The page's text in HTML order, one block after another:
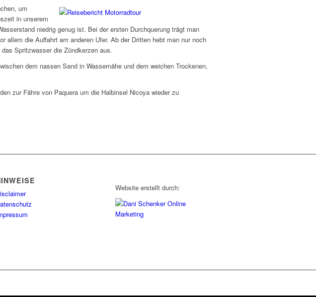
um
in unserem
niedrig genug ist. Bei der ersten Durchquerung trägt man
allem die Auffahrt am anderen Ufer. Ab der Dritten hebt man nur noch
Spritzwasser die Zündkerzen aus.
dem nassen Sand in Wassernähe und dem weichen Trockenen,
zur Fähre von Paquera um die Halbinsel Nicoya wieder zu
Website erstellt durch: